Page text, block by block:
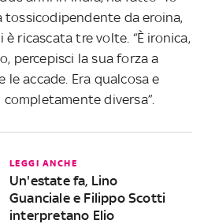
tossicodipendente da eroina,
ricascata tre volte. “È ironica,
percepisci la sua forza a
le accade. Era qualcosa e
diversa”.
LEGGI ANCHE
Un'estate fa, Lino
Guanciale e Filippo Scotti
interpretano Elio